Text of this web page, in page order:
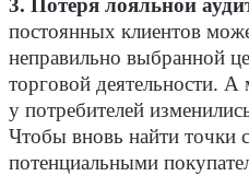
3. Потеря лояльной
постоянных клиентов
неправильно выбранной
торговой деятельности.
у потребителей
Чтобы вновь найти точки
потенциальными